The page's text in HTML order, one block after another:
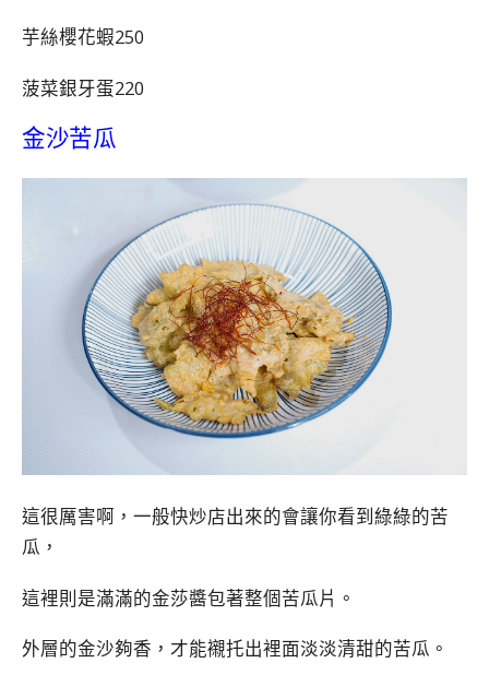
芋絲櫻花蝦250
菠菜銀牙蛋220
金沙苦瓜
這很厲害啊，一般快炒店出來的會讓你看到綠綠的苦
瓜，
這裡則是滿滿的金莎醬包著整個苦瓜片。
外層的金沙夠香，才能襯托出裡面淡淡清甜的苦瓜。